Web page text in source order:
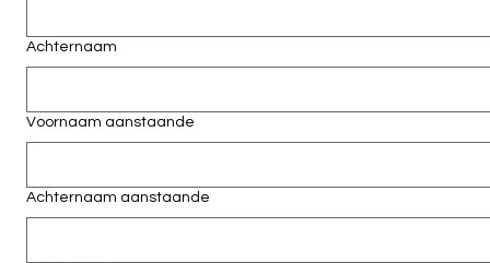
Achternaam
Voornaam aanstaande
Achternaam aanstaande